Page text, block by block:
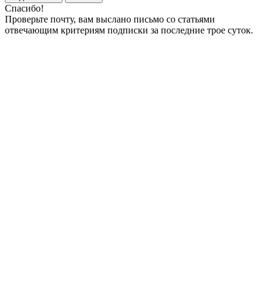
Спасибо!
Проверьте почту, вам выслано письмо со статьями
отвечающим критериям подписки за последние трое суток.